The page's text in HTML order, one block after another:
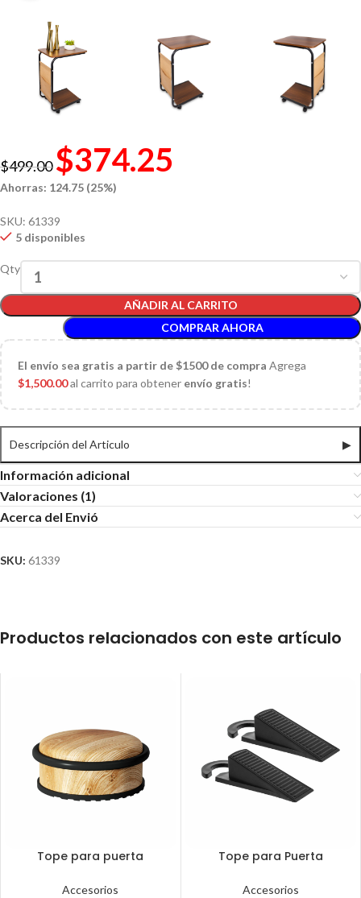
$499.00 $374.25
Ahorras: 124.75 (25%)
SKU: 61339
5 disponibles
Qty
AÑADIR AL CARRITO
COMPRAR AHORA
El envío sea gratis a partir de $1500 de compra Agrega
$1,500.00al carrito para obtener envío gratis!
Descripción del Articulo ▶
Información adicional
Valoraciones (1)
Acerca del Envió
SKU: 61339
Productos relacionados con este artículo
Tope para puerta
Accesorios
Tope para Puerta
Accesorios